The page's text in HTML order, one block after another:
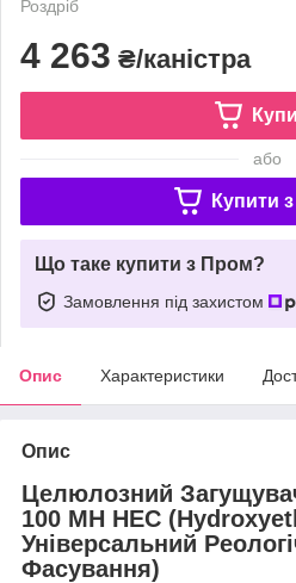
Роздріб
4 263 ₴/каністра
або
Купити з
Що таке купити з Пром?
Замовлення під захистом
Опис Характеристики
Опис
Целюлозний
100 MH HEC
Універсальний
Фасування)